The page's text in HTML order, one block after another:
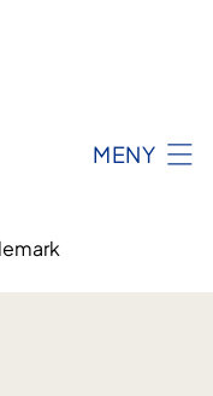
MENY